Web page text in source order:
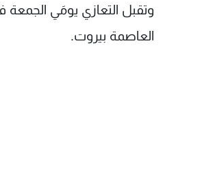
وتقبل التعازي يومَي
العاصمة بيروت.